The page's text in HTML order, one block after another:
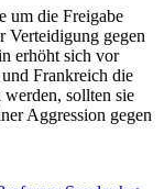
um die Freigabe
Verteidigung gegen
erhöht sich vor
Frankreich die
werden, sollten sie
Aggression gegen